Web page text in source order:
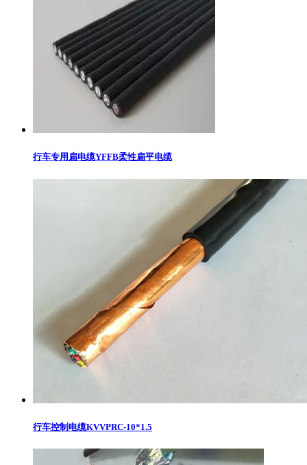
行车专用扁电缆YFFB柔性扁平电缆
行车控制电缆KVVPRC-10*1.5